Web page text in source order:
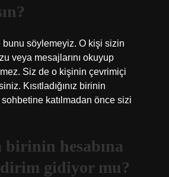
bunu söylemeyiz. O kişi sizin
veya mesajlarını okuyup
Siz de o kişinin çevrimiçi
Kısıtladığınız birinin
katılmadan önce sizi
birinin hesabına
gidiyor mu?